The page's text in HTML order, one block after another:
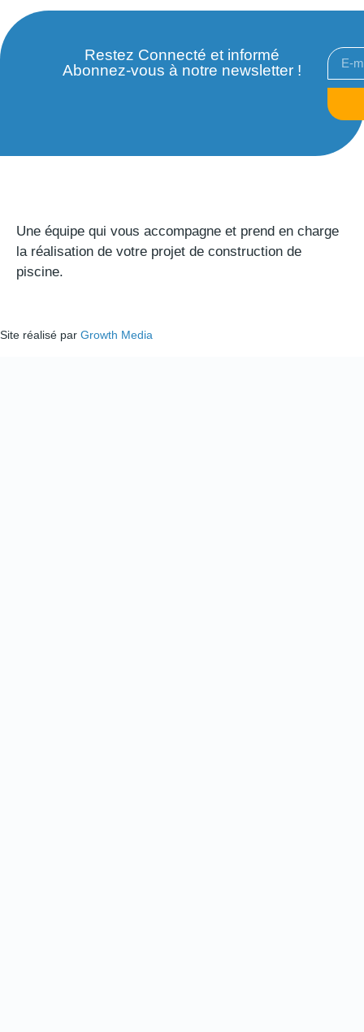
Restez Connecté et informé
Abonnez-vous à notre newsletter !
Une équipe qui vous accompagne et prend en charge
la réalisation de votre projet de construction de
piscine.
Site réalisé par Growth Media